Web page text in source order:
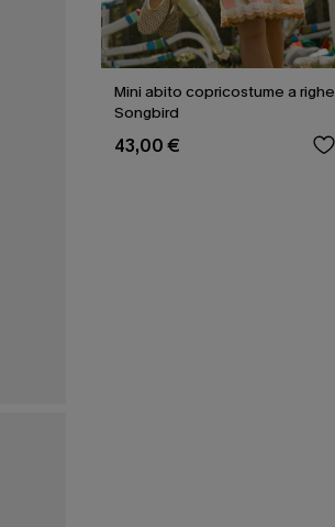
Mini abito copricostume a righe
Songbird
43,00 €